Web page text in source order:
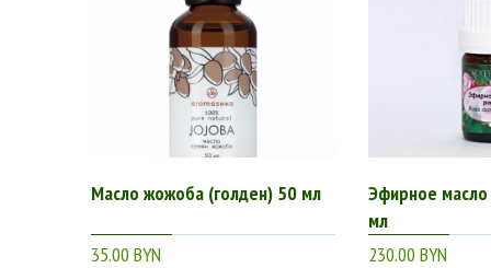
Масло жожоба (голден) 50 мл
35.00 BYN
Эфирное
мл
230.00 BYN